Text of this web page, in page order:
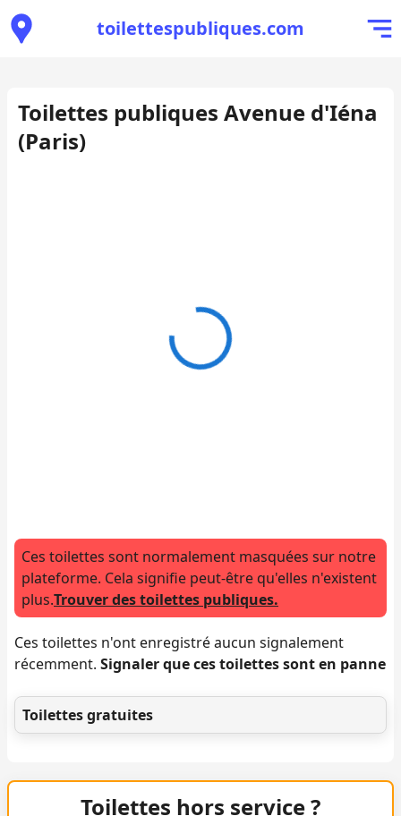
toilettespubliques.com
Toilettes publiques Avenue d'Iéna
(Paris)
Ces toilettes sont normalement masquées sur notre
plateforme. Cela signifie peut-être qu'elles n'existent
plus.Trouver des toilettes publiques.
Ces toilettes n'ont enregistré aucun signalement
récemment. Signaler que ces toilettes sont en panne
Toilettes gratuites
Toilettes hors service ?